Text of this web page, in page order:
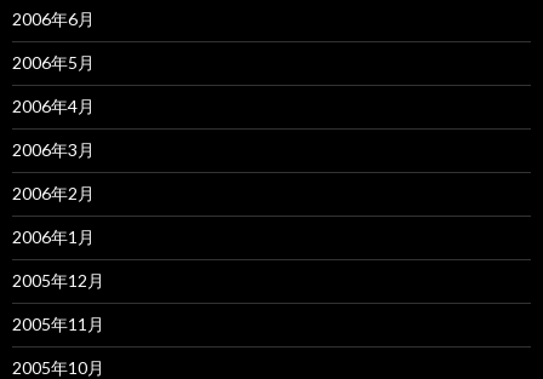
2006年6月
2006年5月
2006年4月
2006年3月
2006年2月
2006年1月
2005年12月
2005年11月
2005年10月